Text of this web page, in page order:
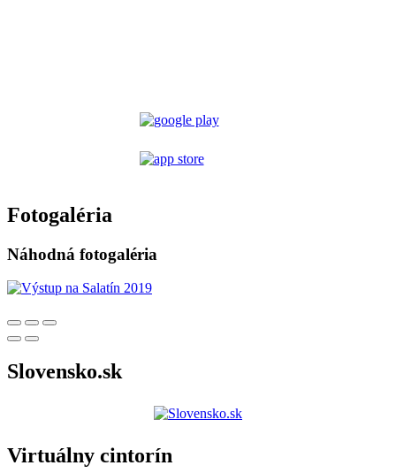
Fotogaléria
Náhodná fotogaléria
Slovensko.sk
Virtuálny cintorín